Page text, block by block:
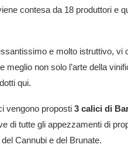
contesa da 18 produttori e
e molto istruttivo,
meglio non solo l’arte della
qui.
vengono proposti 3 calici di
di tutte gli appezzamenti di
Cannubi e del Brunate.